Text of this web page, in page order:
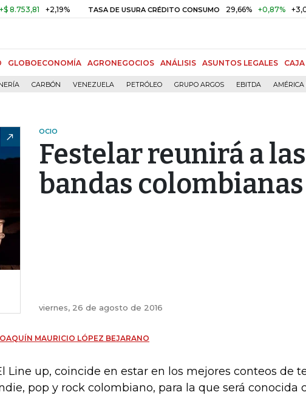
+2,19% TASA DE USURA CRÉDITO CONSUMO 29,66% +0,87% +3,02%
GLOBOECONOMÍA AGRONEGOCIOS ANÁLISIS ASUNTOS LEGALES
CARBÓN VENEZUELA PETRÓLEO GRUPO ARGOS EBITDA
OCIO
Festelar reunirá a
bandas colombianas
viernes, 26 de agosto de 2016
MAURICIO LÓPEZ BEJARANO
Line up, coincide en estar en los mejores conteos de
pop y rock colombiano, para la que será conocida